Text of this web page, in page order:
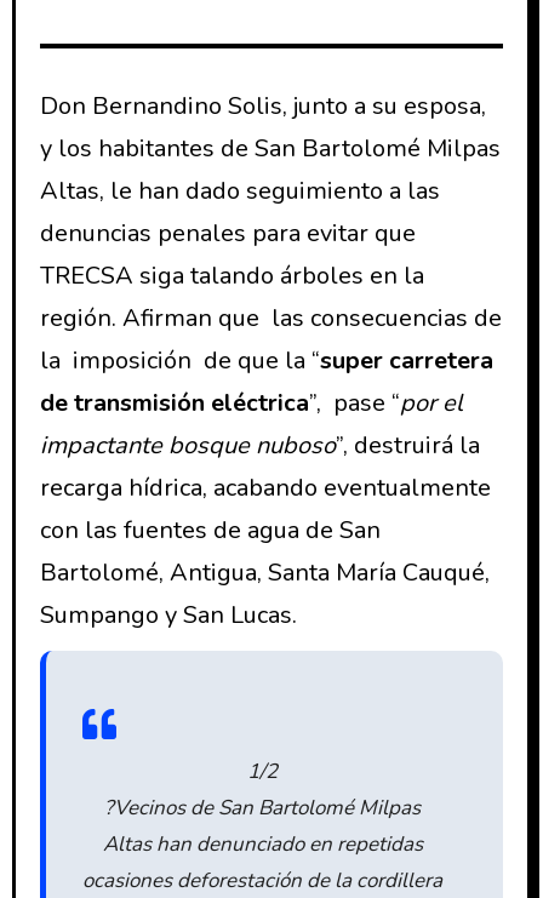
Don Bernandino Solis, junto a su esposa,
y los habitantes de San Bartolomé Milpas
Altas, le han dado seguimiento a las
denuncias penales para evitar que
TRECSA siga talando árboles en la
región. Afirman que las consecuencias de
la imposición de que la “super carretera
de transmisión eléctrica”, pase “por el
impactante bosque nuboso”, destruirá la
recarga hídrica, acabando eventualmente
con las fuentes de agua de San
Bartolomé, Antigua, Santa María Cauqué,
Sumpango y San Lucas.
1/2
?Vecinos de San Bartolomé Milpas
Altas han denunciado en repetidas
ocasiones deforestación de la cordillera